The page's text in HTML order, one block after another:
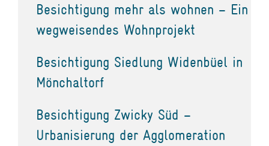
Besichtigung mehr als wohnen – Ein
wegweisendes Wohnprojekt
Besichtigung Siedlung Widenbüel in
Mönchaltorf
Besichtigung Zwicky Süd –
Urbanisierung der Agglomeration